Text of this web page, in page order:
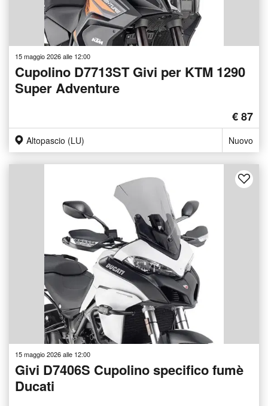
15 maggio 2026 alle 12:00
Cupolino D7713ST Givi per KTM 1290
Super Adventure
€ 87
Altopascio (LU) Nuovo
15 maggio 2026 alle 12:00
Givi D7406S Cupolino specifico fumè
Ducati